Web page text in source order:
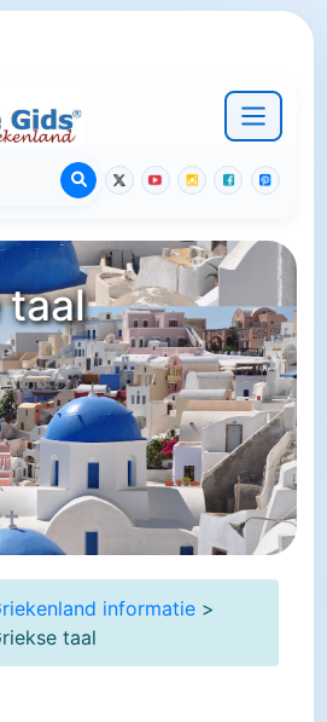
taal
informatie >
taal